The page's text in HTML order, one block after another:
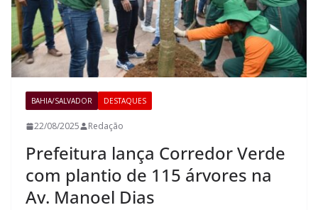
BAHIA/SALVADOR DESTAQUES
22/08/2025 Redação
Prefeitura lança Corredor Verde
com plantio de 115 árvores na
Av. Manoel Dias